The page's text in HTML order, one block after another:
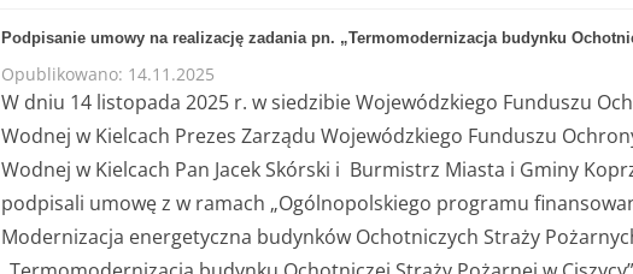
Podpisanie umowy na realizację zadania pn. „Termomodernizacja budynku
Opublikowano: 14.11.2025
W dniu 14 listopada 2025 r. w siedzibie Wojewódzkiego Funduszu
Wodnej w Kielcach Prezes Zarządu Wojewódzkiego Funduszu
Wodnej w Kielcach Pan Jacek Skórski i Burmistrz Miasta i Gminy
podpisali umowę z w ramach „Ogólnopolskiego programu
Modernizacja energetyczna budynków Ochotniczych Straży